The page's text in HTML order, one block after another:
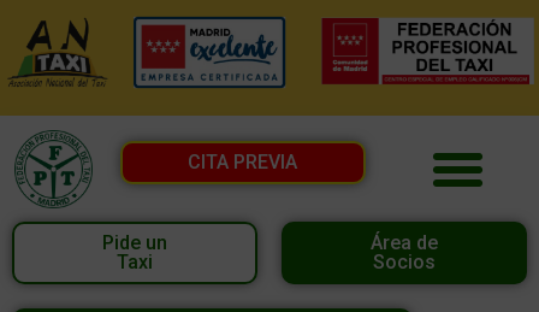
CITA PREVIA
Pide un
Taxi
Área de
Socios